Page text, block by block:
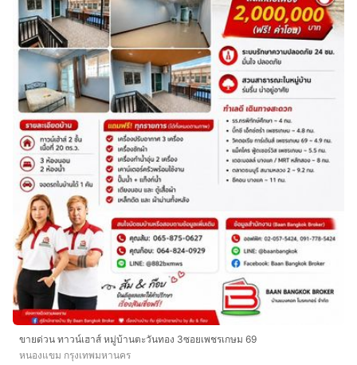
ขายด่วน ทาวน์เฮาส์ หมู่บ้านตะวันทอง 3ซอยเพชรเกษม 69
หนองแขม กรุงเทพมหานคร